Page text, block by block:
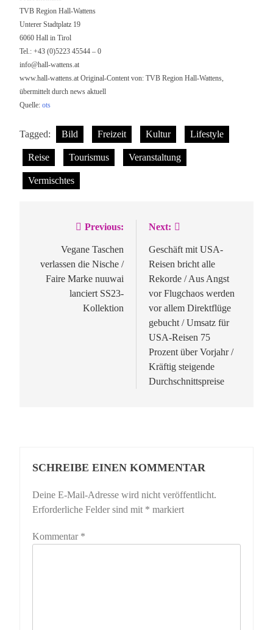
TVB Region Hall-Wattens
Unterer Stadtplatz 19
6060 Hall in Tirol
Tel.: +43 (0)5223 45544 – 0
info@hall-wattens.at
www.hall-wattens.at Original-Content von: TVB Region Hall-Wattens,
übermittelt durch news aktuell
Quelle: ots
Tagged: Bild Freizeit Kultur Lifestyle
Reise Tourismus Veranstaltung
Vermischtes
Beitragsnavigation
Previous:
Vegane Taschen
verlassen die Nische /
Faire Marke nuuwai
lanciert SS23-
Kollektion
Next:
Geschäft mit USA-
Reisen bricht alle
Rekorde / Aus Angst
vor Flugchaos werden
vor allem Direktflüge
gebucht / Umsatz für
USA-Reisen 75
Prozent über Vorjahr /
Kräftig steigende
Durchschnittspreise
SCHREIBE EINEN KOMMENTAR
Deine E-Mail-Adresse wird nicht veröffentlicht.
Erforderliche Felder sind mit * markiert
Kommentar *